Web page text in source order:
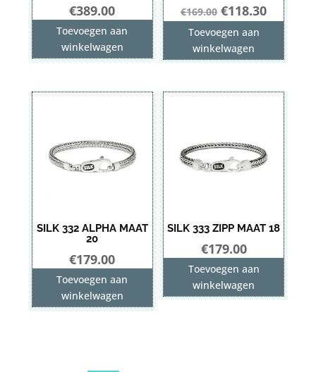
€389.00
Toevoegen aan
winkelwagen
€169.00
prijs
was:
€169.00.
€118.30Huidige
prijs
€118.30.
Toevoegen aan
winkelwagen
SILK 332 ALPHA MAAT
20
€179.00
Toevoegen aan
winkelwagen
SILK 333 ZIPP MAAT 18
€179.00
Toevoegen aan
winkelwagen